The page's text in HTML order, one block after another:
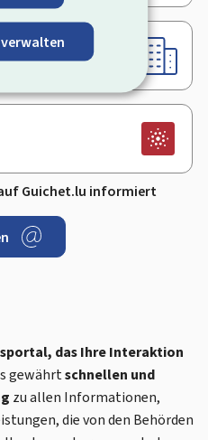
Stellen
Guichet.lu informiert
das Ihre Interaktion
gewährtschnellen und
zu allen Informationen,
die von den Behörden